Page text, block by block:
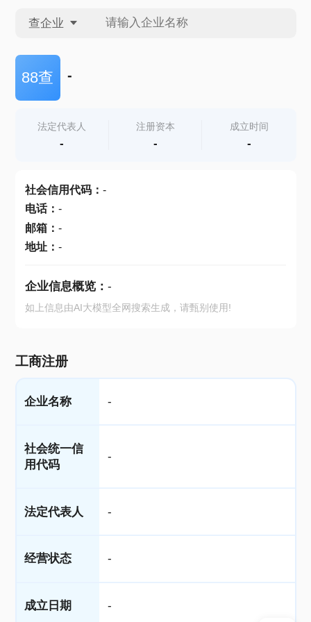
查企业
查企业
查产地
88查 -
法定代表人
-
注册资本
-
成立时间
-
社会信用代码： -
电话： -
邮箱： -
地址： -
企业信息概览： -
如上信息由AI大模型全网搜索生成，请甄别使用!
工商注册
企业名称 -
社会统一信
用代码
-
法定代表人 -
经营状态 -
成立日期 -